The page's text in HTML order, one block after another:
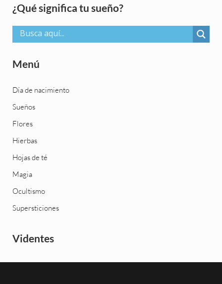
Sidebar
¿Qué significa tu sueño?
Menú
Día de nacimiento
Sueños
Flores
Hierbas
Hojas de té
Magia
Ocultismo
Supersticiones
Videntes